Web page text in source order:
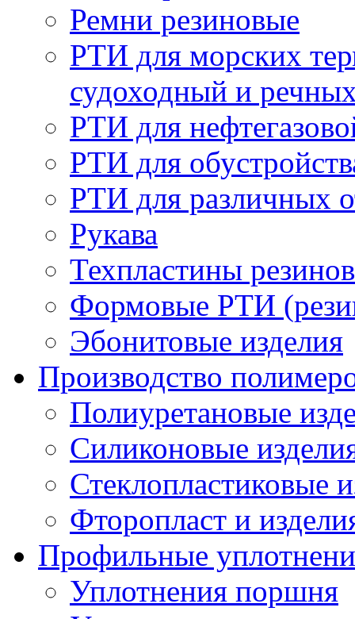
Ремни резиновые
РТИ для морских
судоходный и
РТИ для
РТИ для
РТИ для различных
Рукава
Техпластины
Формовые РТИ
Эбонитовые изделия
Производство
Полиуретановые
Силиконовые
Стеклопластиковые
Фторопласт и
Профильные
Уплотнения поршня